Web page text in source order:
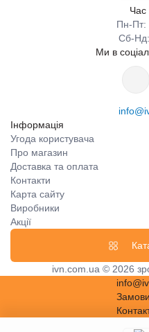
Час
Пн-Пт:
Сб-Нд:
Ми в
Інформація
Угода користувача
Про магазин
Доставка та оплата
Контакти
Карта сайту
Виробники
Акції
ivn.com.ua © 2026